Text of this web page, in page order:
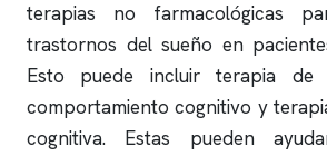
terapias no farmacológicas
trastornos del sueño en
Esto puede incluir terapia
comportamiento cognitivo y
cognitiva. Estas pueden